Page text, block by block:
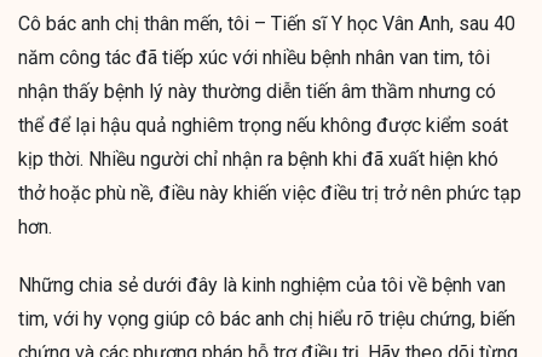
Cô bác anh chị thân mến, tôi – Tiến sĩ Y học Vân Anh, sau 40
năm công tác đã tiếp xúc với nhiều bệnh nhân van tim, tôi
nhận thấy bệnh lý này thường diễn tiến âm thầm nhưng có
thể để lại hậu quả nghiêm trọng nếu không được kiểm soát
kịp thời. Nhiều người chỉ nhận ra bệnh khi đã xuất hiện khó
thở hoặc phù nề, điều này khiến việc điều trị trở nên phức tạp
hơn.
Những chia sẻ dưới đây là kinh nghiệm của tôi về bệnh van
tim, với hy vọng giúp cô bác anh chị hiểu rõ triệu chứng, biến